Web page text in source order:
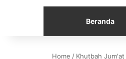
Beranda
Home / Khutbah Jum'at